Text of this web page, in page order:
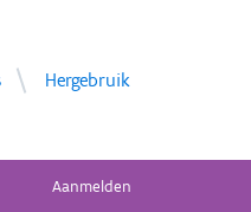
Hergebruik
Aanmelden